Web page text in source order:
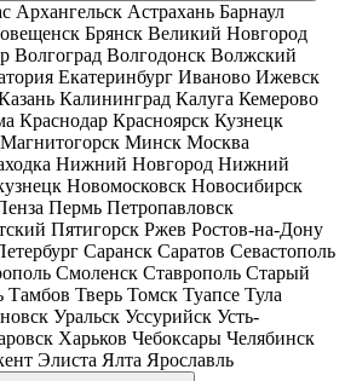
Архангельск Астрахань Барнаул
Брянск Великий Новгород
Волгоград Волгодонск Волжский
Екатеринбург Иваново Ижевск
Калининград Калуга Кемерово
Краснодар Красноярск Кузнецк
Магнитогорск Минск Москва
Нижний Новгород Нижний
Новомосковск Новосибирск
Пермь Петропавловск
Пятигорск Ржев Ростов-на-Дону
Саранск Саратов Севастополь
Смоленск Ставрополь Старый
Тамбов Тверь Томск Туапсе Тула
Уральск Уссурийск Усть-
Харьков Чебоксары Челябинск
Элиста Ялта Ярославль